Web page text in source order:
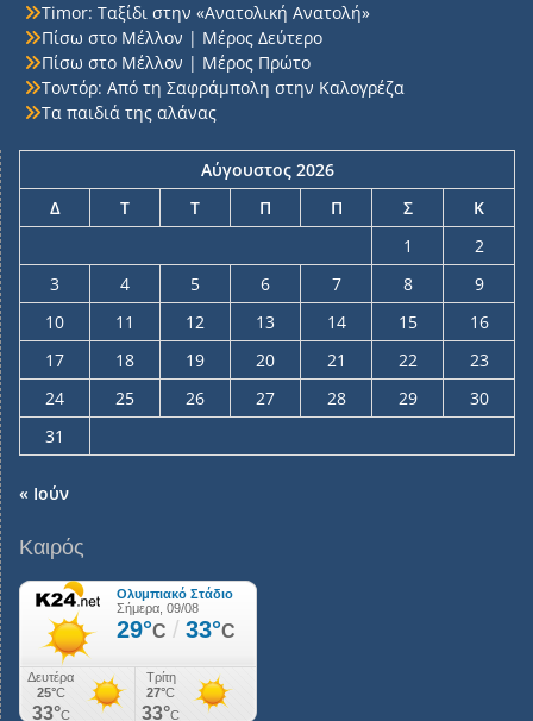
Timor: Ταξίδι στην «Ανατολική Ανατολή»
Πίσω στο Μέλλον | Μέρος Δεύτερο
Πίσω στο Μέλλον | Μέρος Πρώτο
Τοντόρ: Από τη Σαφράμπολη στην Καλογρέζα
Τα παιδιά της αλάνας
Αύγουστος 2026
Δ
Τ Τ Π Π Σ
Κ
1
2
3
4 5 6 7 8
9
10
11 12 13 14 15
16
17
18 19 20 21 22
23
24
25 26 27 28 29
30
31
« Ιούν
Καιρός